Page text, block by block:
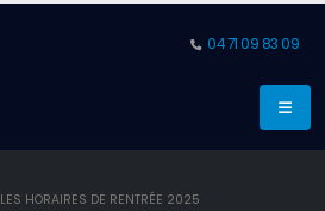
04 71 09 83 09
LES HORAIRES DE RENTRÉE 2025